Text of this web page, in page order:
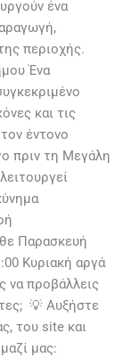
ένα
περιοχής.
Ένα
και τις
έντονο
πριν τη Μεγάλη
Παρασκευή
Κυριακή αργά
να προβάλλεις
💡 Αυξήστε
του site και
μας: